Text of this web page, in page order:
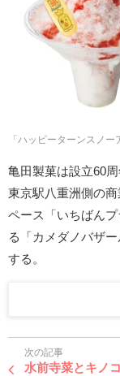
「ハッピーターンスノー
亀田製菓は設立60
東京駅八重洲側の
ペース「いちばん
る「カメダノバザ
する。
次の記事
水前寺菜とキノ